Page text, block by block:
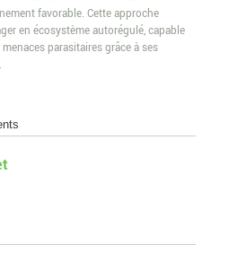
favorable. Cette approche
en écosystème autorégulé, capable
parasitaires grâce à ses